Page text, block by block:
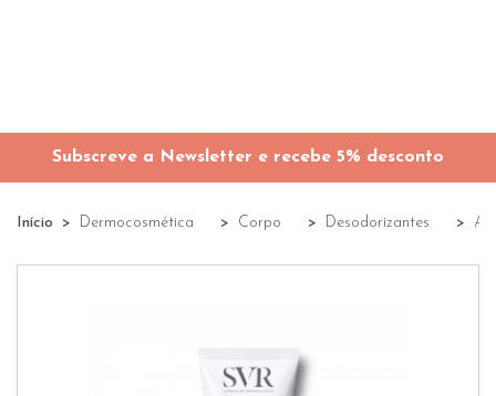
Subscreve a Newsletter e recebe 5% desconto
Início Dermocosmética Corpo Desodorizantes